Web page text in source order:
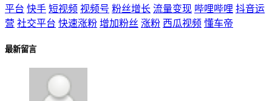
平台 快手 短视频 视频号 粉丝增长 流量变现 哔哩哔哩 抖音运
营 社交平台 快速涨粉 增加粉丝 涨粉 西瓜视频 懂车帝
最新留言